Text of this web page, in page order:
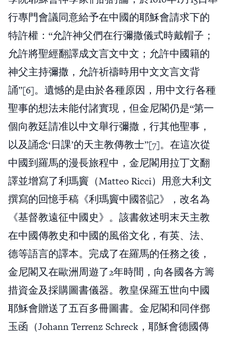
行專門會議同意給予在中國的耶穌會請求下的
特許權：“允許神父們在行彌撒儀式時戴帽子；
允許將聖經翻譯成文言文中文；允許中國籍的
神父主持彌撒，允許祈禱時用中文文言文背
誦”[6]。遺憾的是由於各種原因，用中文行各種
聖事的想法未能付諸實現，但金尼閣仍是“第一
個向教廷請准以中文舉行彌撒，行其他聖事，
以及誦念‘日課’的天主教傳教士”[7]。在這次從
中國到羅馬的漫長旅程中，金尼閣用拉丁文翻
譯並增寫了利瑪竇（Matteo Ricci）用意大利文
撰寫的回憶手稿《利瑪竇中國劄記》，改名為
《基督教遠征中國史》。該書敘述明末天主教
在中國傳教史和中國的風俗文化，有英、法、
德等語言的譯本。完成了在羅馬的任務之後，
金尼閣又在歐洲周遊了2年時間，向各國各方籌
措資金及採購圖書儀器。教皇保羅五世向中國
耶穌會贈送了五百多冊圖書。金尼閣和同伴鄧
玉函（Johann Terrenz Schreck，耶穌會德國傳